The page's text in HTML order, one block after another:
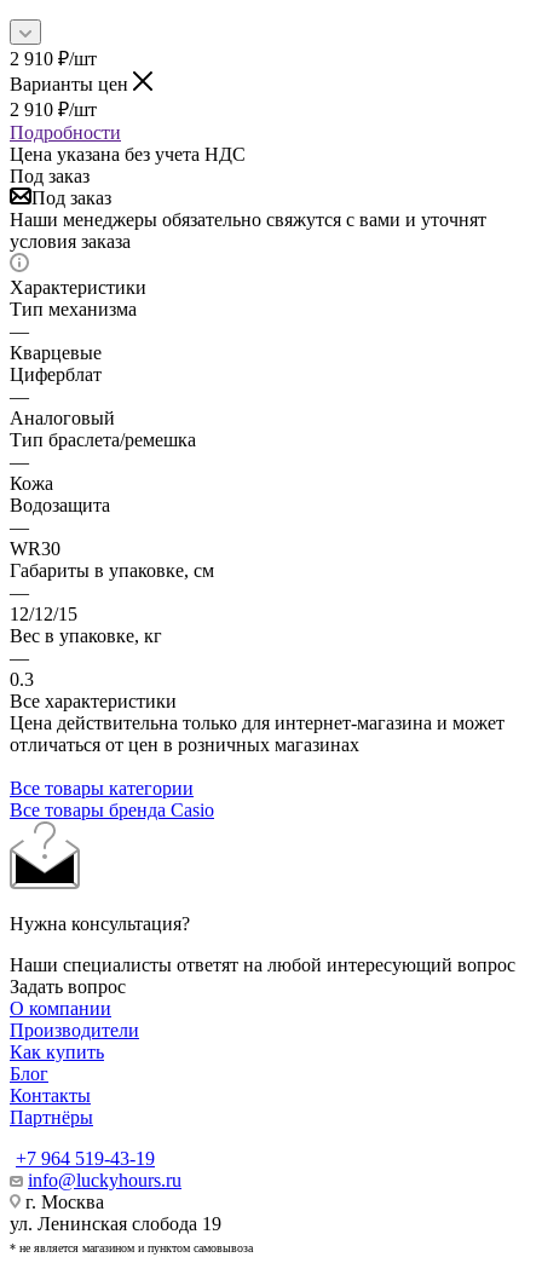
2 910 ₽/шт
Варианты цен
2 910 ₽/шт
Подробности
Цена указана без учета НДС
Под заказ
Под заказ
Наши менеджеры обязательно свяжутся с вами и уточнят
условия заказа
Характеристики
Тип механизма
—
Кварцевые
Циферблат
—
Аналоговый
Тип браслета/ремешка
—
Кожа
Водозащита
—
WR30
Габариты в упаковке, см
—
12/12/15
Вес в упаковке, кг
—
0.3
Все характеристики
Цена действительна только для интернет-магазина и может
отличаться от цен в розничных магазинах
Все товары категории
Все товары бренда Casio
Нужна консультация?
Наши специалисты ответят на любой интересующий вопрос
Задать вопрос
О компании
Производители
Как купить
Блог
Контакты
Партнёры
+7 964 519-43-19
info@luckyhours.ru
г. Москва
ул. Ленинская слобода 19
* не является магазином и пунктом самовывоза